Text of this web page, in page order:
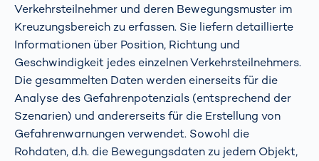
Verkehrsteilnehmer und deren Bewegungsmuster im
Kreuzungsbereich zu erfassen. Sie liefern detaillierte
Informationen über Position, Richtung und
Geschwindigkeit jedes einzelnen Verkehrsteilnehmers.
Die gesammelten Daten werden einerseits für die
Analyse des Gefahrenpotenzials (entsprechend der
Szenarien) und andererseits für die Erstellung von
Gefahrenwarnungen verwendet. Sowohl die
Rohdaten, d.h. die Bewegungsdaten zu jedem Objekt,